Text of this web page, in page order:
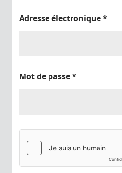
Adresse électronique*
Mot de passe*